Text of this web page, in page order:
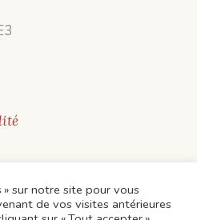
» sur notre site pour vous
de vos visites antérieures